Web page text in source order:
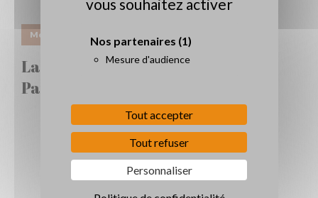
vous souhaitez activer
Nos partenaires (1)
Mesure d'audience
Tout accepter
Tout refuser
Personnaliser
Mon village
La commune disponible sur
PanneauPocket !